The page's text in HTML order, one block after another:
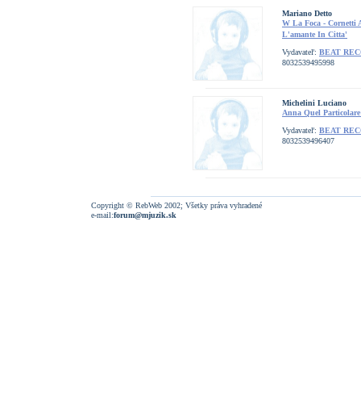
Mariano Detto
W La Foca - Cornetti
L'amante In Citta'
Vydavateľ: BEAT
8032539495998
Michelini Luciano
Anna Quel Particolare
Vydavateľ: BEAT
8032539496407
Copyright © RebWeb 2002; Všetky práva vyhradené
e-mail:forum@mjuzik.sk